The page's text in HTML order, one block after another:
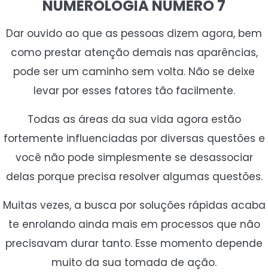
NUMEROLOGIA NÚMERO 7
Dar ouvido ao que as pessoas dizem agora, bem
como prestar atenção demais nas aparências,
pode ser um caminho sem volta. Não se deixe
levar por esses fatores tão facilmente.
Todas as áreas da sua vida agora estão
fortemente influenciadas por diversas questões e
você não pode simplesmente se desassociar
delas porque precisa resolver algumas questões.
Muitas vezes, a busca por soluções rápidas acaba
te enrolando ainda mais em processos que não
precisavam durar tanto. Esse momento depende
muito da sua tomada de ação.